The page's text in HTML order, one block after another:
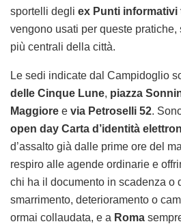
sportelli degli ex Punti informativi
vengono usati per queste
più centrali della città.
Le sedi indicate dal Campidoglio
delle Cinque Lune, piazza
Maggiore e via Petroselli 52.
open day Carta d’identità
d’assalto già dalle prime ore del
respiro alle agende ordinarie e
chi ha il documento in scadenza o
smarrimento, deterioramento o
ormai collaudata, e a Roma